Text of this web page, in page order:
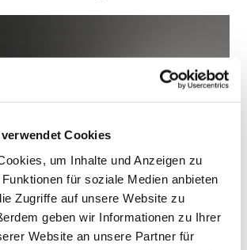
Cookies
um Inhalte und Anzeigen zu
für soziale Medien anbieten
Zugriffe auf unsere Website zu
geben wir Informationen zu Ihrer
Website an unsere Partner für